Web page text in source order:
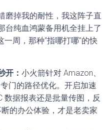
磨掉我的耐性，我这阵子直
台纯血鸿蒙备用机全挂上了
一周，那种“指哪打哪”的快
开： 小火箭针对 Amazon、
门的路径优化。开启加速
数据报表还是批量传图，反
的办公体验，才是老卖家